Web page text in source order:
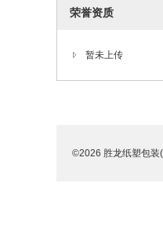
荣誉资质
暂未上传
©2026 胜龙纸塑包装